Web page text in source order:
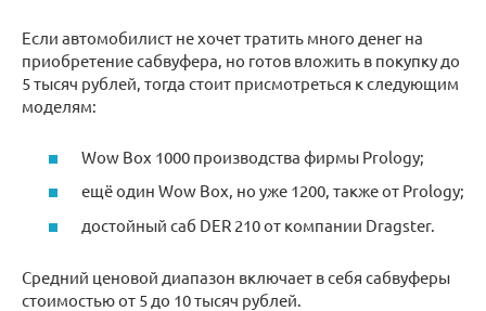
Если автомобилист не хочет тратить много денег на
приобретение сабвуфера, но готов вложить в покупку до
5 тысяч рублей, тогда стоит присмотреться к следующим
моделям:
Wow Box 1000 производства фирмы Prology;
ещё один Wow Box, но уже 1200, также от Prology;
достойный саб DER 210 от компании Dragster.
Средний ценовой диапазон включает в себя сабвуферы
стоимостью от 5 до 10 тысяч рублей.